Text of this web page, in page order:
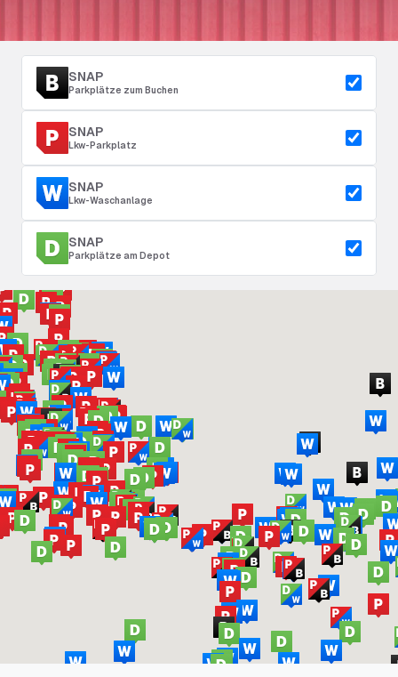
SNAP
Parkplätze zum Buchen
SNAP
Lkw-Parkplatz
SNAP
Lkw-Waschanlage
SNAP
Parkplätze am Depot